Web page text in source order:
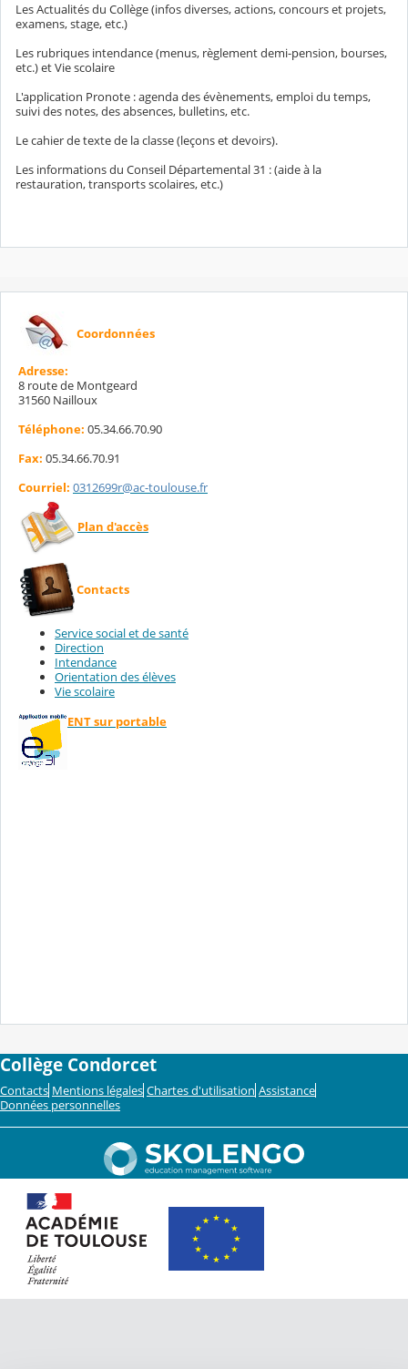
Les Actualités du Collège (infos diverses, actions, concours et projets,
examens, stage, etc.)
Les rubriques intendance (menus, règlement demi-pension, bourses,
etc.) et Vie scolaire
L'application Pronote : agenda des évènements, emploi du temps,
suivi des notes, des absences, bulletins, etc.
Le cahier de texte de la classe (leçons et devoirs).
Les informations du Conseil Départemental 31 : (aide à la
restauration, transports scolaires, etc.)
Coordonnées
Adresse:
8 route de Montgeard
31560 Nailloux
Téléphone: 05.34.66.70.90
Fax: 05.34.66.70.91
Courriel: 0312699r@ac-toulouse.fr
Plan d'accès
Contacts
Service social et de santé
Direction
Intendance
Orientation des élèves
Vie scolaire
ENT sur portable
Collège Condorcet
Contacts Mentions légales Chartes d'utilisation Assistance
Données personnelles